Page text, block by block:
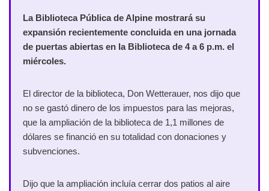
La Biblioteca Pública de Alpine mostrará su
expansión recientemente concluida en una jornada
de puertas abiertas en la Biblioteca de 4 a 6 p.m. el
miércoles.
El director de la biblioteca, Don Wetterauer, nos dijo que
no se gastó dinero de los impuestos para las mejoras,
que la ampliación de la biblioteca de 1,1 millones de
dólares se financió en su totalidad con donaciones y
subvenciones.
Dijo que la ampliación incluía cerrar dos patios al aire